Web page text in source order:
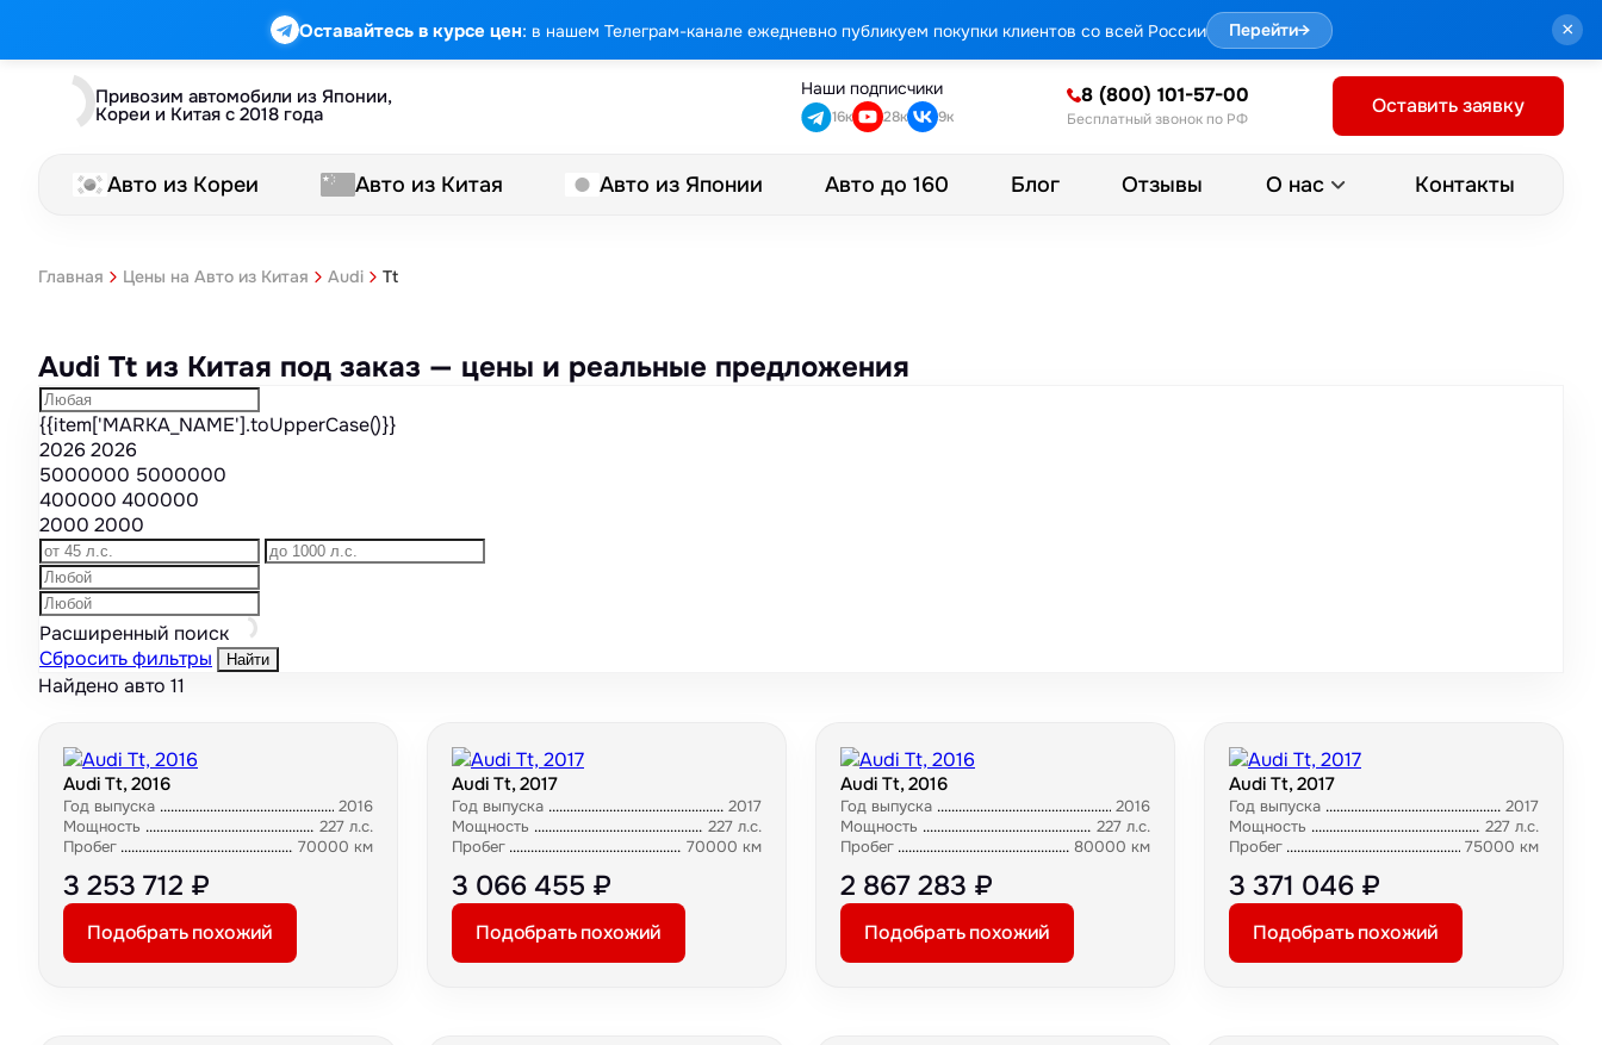
Оставайтесь в курсе цен: в нашем Телеграм-канале ежедневно публикуем покупки клиентов со всей России Перейти→ ×
Привозим автомобили из Японии,
Кореи и Китая с 2018 года
Наши подписчики
16к 28к 9к
8 (800) 101-57-00
Бесплатный звонок по РФ
Оставить заявку
Авто из Кореи Авто из Китая Авто из Японии Авто до 160 Блог Отзывы О нас Контакты
Главная Цены на Авто из Китая Audi Tt
Audi Tt из Китая под заказ — цены и реальные предложения
{{item['MARKA_NAME'].toUpperCase()}}
2026 2026
5000000 5000000
400000 400000
2000 2000
Расширенный поиск
Сбросить фильтры
Найти
Найдено авто 11
Audi Tt, 2016
Год выпуска
2016
Мощность
227 л.с.
Пробег
70000 км
3 253 712 ₽
Подобрать похожий
Audi Tt, 2017
Год выпуска
2017
Мощность
227 л.с.
Пробег
70000 км
3 066 455 ₽
Подобрать похожий
Audi Tt, 2016
Год выпуска
2016
Мощность
227 л.с.
Пробег
80000 км
2 867 283 ₽
Подобрать похожий
Audi Tt, 2017
Год выпуска
2017
Мощность
227 л.с.
Пробег
75000 км
3 371 046 ₽
Подобрать похожий